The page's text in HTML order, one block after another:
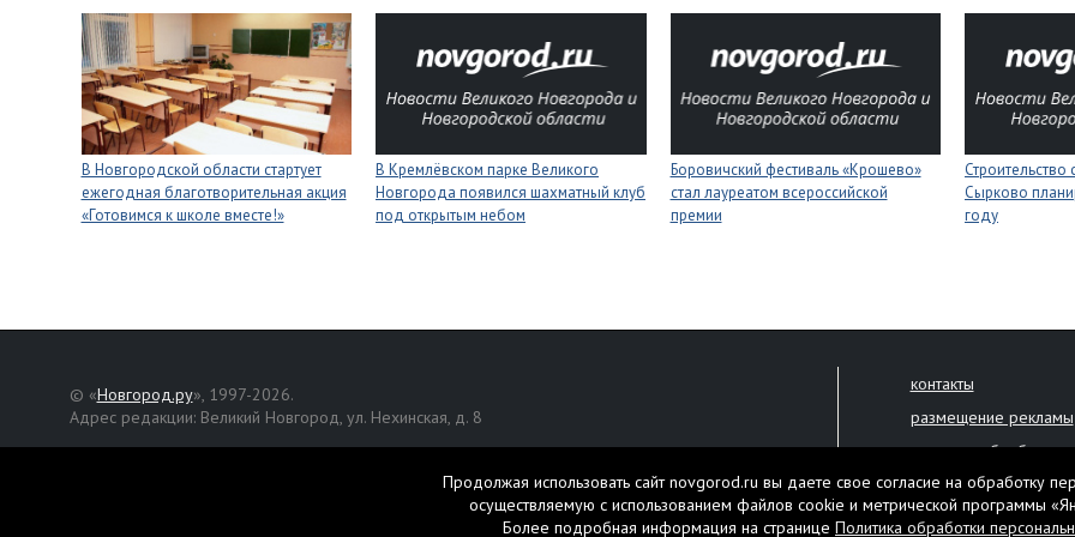
В Новгородской области стартует
ежегодная благотворительная акция
«Готовимся к школе вместе!»
В Кремлёвском парке Великого
Новгорода появился шахматный клуб
под открытым небом
Боровичский фестиваль «Крошево»
стал лауреатом всероссийской
премии
Сырково
году
© «Новгород.ру», 1997-2026.
Адрес редакции: Великий Новгород, ул. Нехинская, д. 8
, публикуются на правах рекламы.
контакты
размещение рекламы
политика обработки
Настоящий ресурс
Продолжая использовать сайт novgorod.ru вы даете свое согласие на обработку
осуществляемую с использованием файлов cookie и метрической программы
Более подробная информация на странице Политика обработки